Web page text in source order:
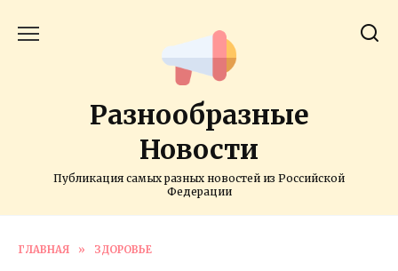
Разнообразные
Новости
Публикация самых разных новостей из Российской
Федерации
ГЛАВНАЯ » ЗДОРОВЬЕ